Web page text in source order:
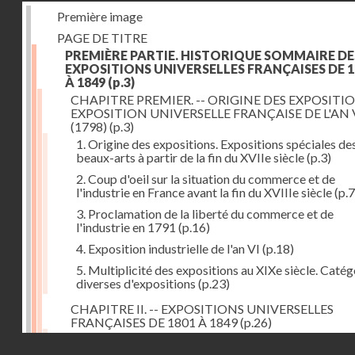
Première image
PAGE DE TITRE
PREMIÈRE PARTIE. HISTORIQUE SOMMAIRE
EXPOSITIONS UNIVERSELLES FRANÇAISES DE
À 1849 (p.3)
CHAPITRE PREMIER. -- ORIGINE DES
EXPOSITION UNIVERSELLE FRANÇAISE DE L'AN
(1798) (p.3)
1. Origine des expositions. Expositions spéciales
beaux-arts à partir de la fin du XVIIe siècle(p.3)
2. Coup d'oeil sur la situation du commerce et de
l'industrie en France avant la fin du XVIIIe siècle
3. Proclamation de la liberté du commerce et de
l'industrie en 1791 (p.16)
4. Exposition industrielle de l'an VI (p.18)
5. Multiplicité des expositions au XIXe siècle.
diverses d'expositions (p.23)
CHAPITRE II. -- EXPOSITIONS UNIVERSELLES
FRANÇAISES DE 1801 À 1849(p.26)